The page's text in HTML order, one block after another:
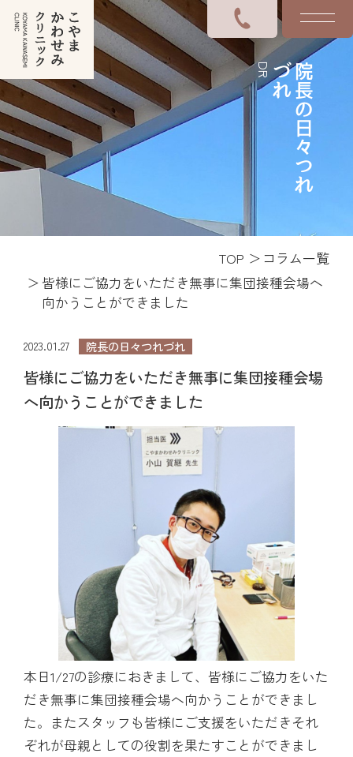
院
長
の
日
々
つ
れ
づ
れ
DR
TOP
コラム一覧
皆様にご協力をいただき無事に集団接種会場へ
向かうことができました
2023.01.27 院長の日々つれづれ
皆様にご協力をいただき無事に集団接種会場
へ向かうことができました
本日1/27の診療におきまして、皆様にご協力をいた
だき無事に集団接種会場へ向かうことができまし
た。またスタッフも皆様にご支援をいただきそれ
ぞれが母親としての役割を果たすことができまし